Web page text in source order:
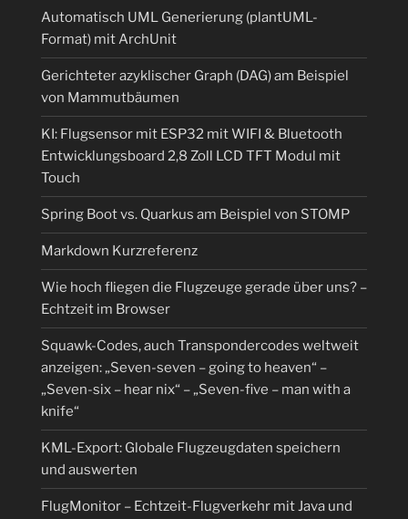
Automatisch UML Generierung (plantUML-
Format) mit ArchUnit
Gerichteter azyklischer Graph (DAG) am Beispiel
von Mammutbäumen
KI: Flugsensor mit ESP32 mit WIFI & Bluetooth
Entwicklungsboard 2,8 Zoll LCD TFT Modul mit
Touch
Spring Boot vs. Quarkus am Beispiel von STOMP
Markdown Kurzreferenz
Wie hoch fliegen die Flugzeuge gerade über uns? –
Echtzeit im Browser
Squawk-Codes, auch Transpondercodes weltweit
anzeigen: „Seven-seven – going to heaven“ –
„Seven-six – hear nix“ – „Seven-five – man with a
knife“
KML-Export: Globale Flugzeugdaten speichern
und auswerten
FlugMonitor – Echtzeit-Flugverkehr mit Java und